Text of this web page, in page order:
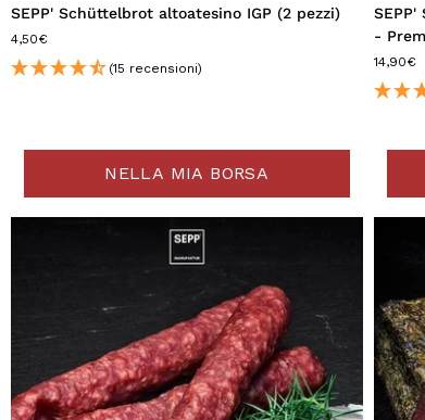
SEPP' Schüttelbrot altoatesino IGP (2 pezzi)
4,50€
(15 recensioni)
NELLA MIA BORSA
-
14,90€